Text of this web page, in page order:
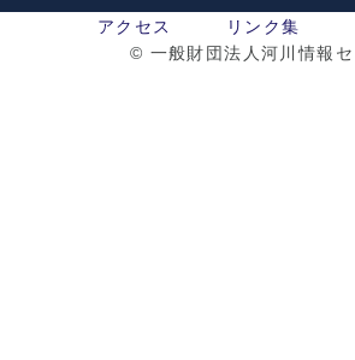
アクセス リンク集
© 一般財団法人河川情報セ